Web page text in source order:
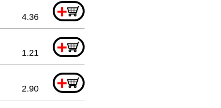
+
4.36
+
1.21
+
2.90